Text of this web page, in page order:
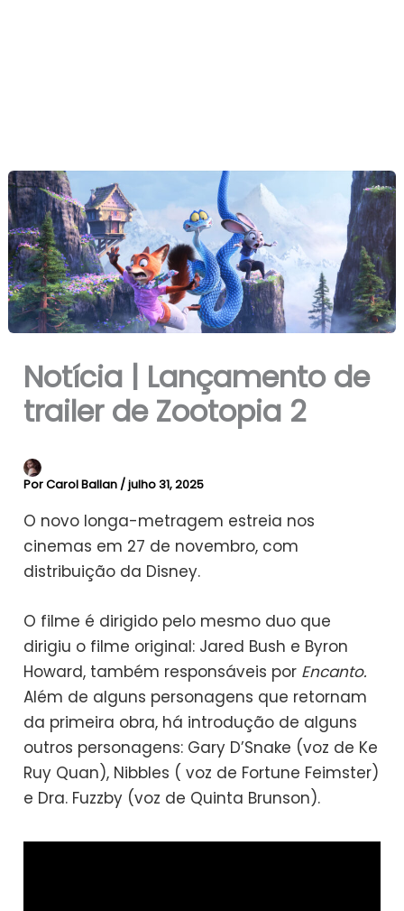
Notícia | Lançamento de
trailer de Zootopia 2
PorCarol Ballan /julho 31, 2025
O novo longa-metragem estreia nos
cinemas em 27 de novembro, com
distribuição da Disney.
O filme é dirigido pelo mesmo duo que
dirigiu o filme original: Jared Bush e Byron
Howard, também responsáveis por Encanto.
Além de alguns personagens que retornam
da primeira obra, há introdução de alguns
outros personagens: Gary D’Snake (voz de Ke
Ruy Quan), Nibbles ( voz de Fortune Feimster)
e Dra. Fuzzby (voz de Quinta Brunson).